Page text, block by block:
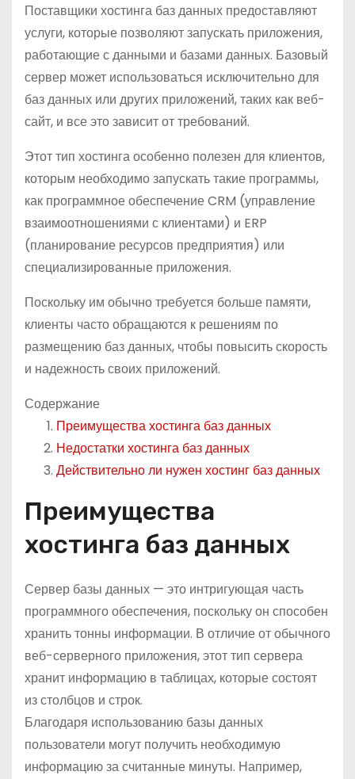
Поставщики хостинга баз данных предоставляют
услуги, которые позволяют запускать приложения,
работающие с данными и базами данных. Базовый
сервер может использоваться исключительно для
баз данных или других приложений, таких как веб-
сайт, и все это зависит от требований.
Этот тип хостинга особенно полезен для клиентов,
которым необходимо запускать такие программы,
как программное обеспечение CRM (управление
взаимоотношениями с клиентами) и ERP
(планирование ресурсов предприятия) или
специализированные приложения.
Поскольку им обычно требуется больше памяти,
клиенты часто обращаются к решениям по
размещению баз данных, чтобы повысить скорость
и надежность своих приложений.
Содержание
Преимущества хостинга баз данных
Недостатки хостинга баз данных
Действительно ли нужен хостинг баз данных
Преимущества
хостинга баз данных
Сервер базы данных — это интригующая часть
программного обеспечения, поскольку он способен
хранить тонны информации. В отличие от обычного
веб-серверного приложения, этот тип сервера
хранит информацию в таблицах, которые состоят
из столбцов и строк.
Благодаря использованию базы данных
пользователи могут получить необходимую
информацию за считанные минуты. Например,